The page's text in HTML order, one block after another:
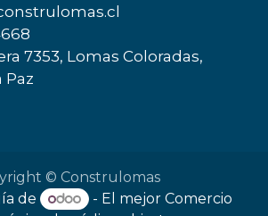
7353, Lomas Coloradas,
Paz
© Construlomas
de
- El mejor Comercio